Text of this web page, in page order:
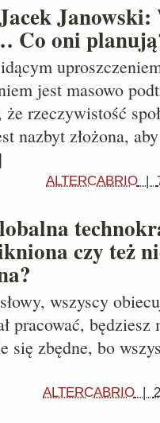
Janowski:
Co oni
jest masowo
rzeczywistość
nazbyt złożona,
ALTERCABRIO |
czy też
wszyscy
pracować, będziesz
się zbędne, bo
ALTERCABRIO |